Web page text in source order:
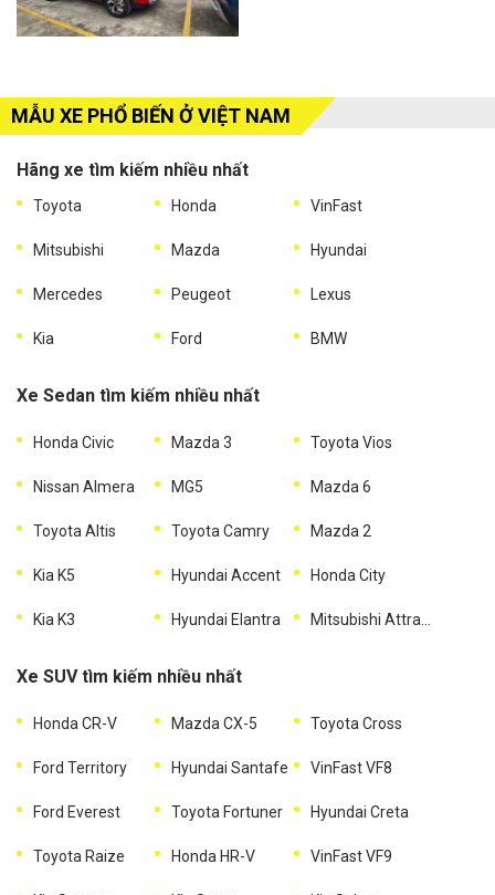
MẪU XE PHỔ BIẾN Ở VIỆT NAM
Hãng xe tìm kiếm nhiều nhất
Toyota Honda VinFast
Mitsubishi Mazda Hyundai
Mercedes Peugeot Lexus
Kia Ford BMW
Xe Sedan tìm kiếm nhiều nhất
Honda Civic Mazda 3 Toyota Vios
Nissan Almera MG5 Mazda 6
Toyota Altis Toyota Camry Mazda 2
Kia K5 Hyundai Accent Honda City
Kia K3 Hyundai Elantra Mitsubishi Attrage
Xe SUV tìm kiếm nhiều nhất
Honda CR-V Mazda CX-5 Toyota Cross
Ford Territory Hyundai Santafe VinFast VF8
Ford Everest Toyota Fortuner Hyundai Creta
Toyota Raize Honda HR-V VinFast VF9